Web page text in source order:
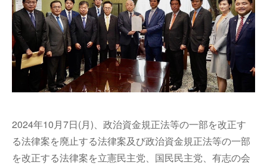
2024年10月7日(月)、政治資金規正法等の一部を改正す
る法律案を廃止する法律案及び政治資金規正法等の一部
を改正する法律案を立憲民主党、国民民主党、有志の会